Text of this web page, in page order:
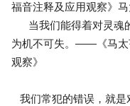
福音注释及应用观察》马
当我们能得着对灵魂
为机不可失。——《马太
观察》
我们常犯的错误，就是